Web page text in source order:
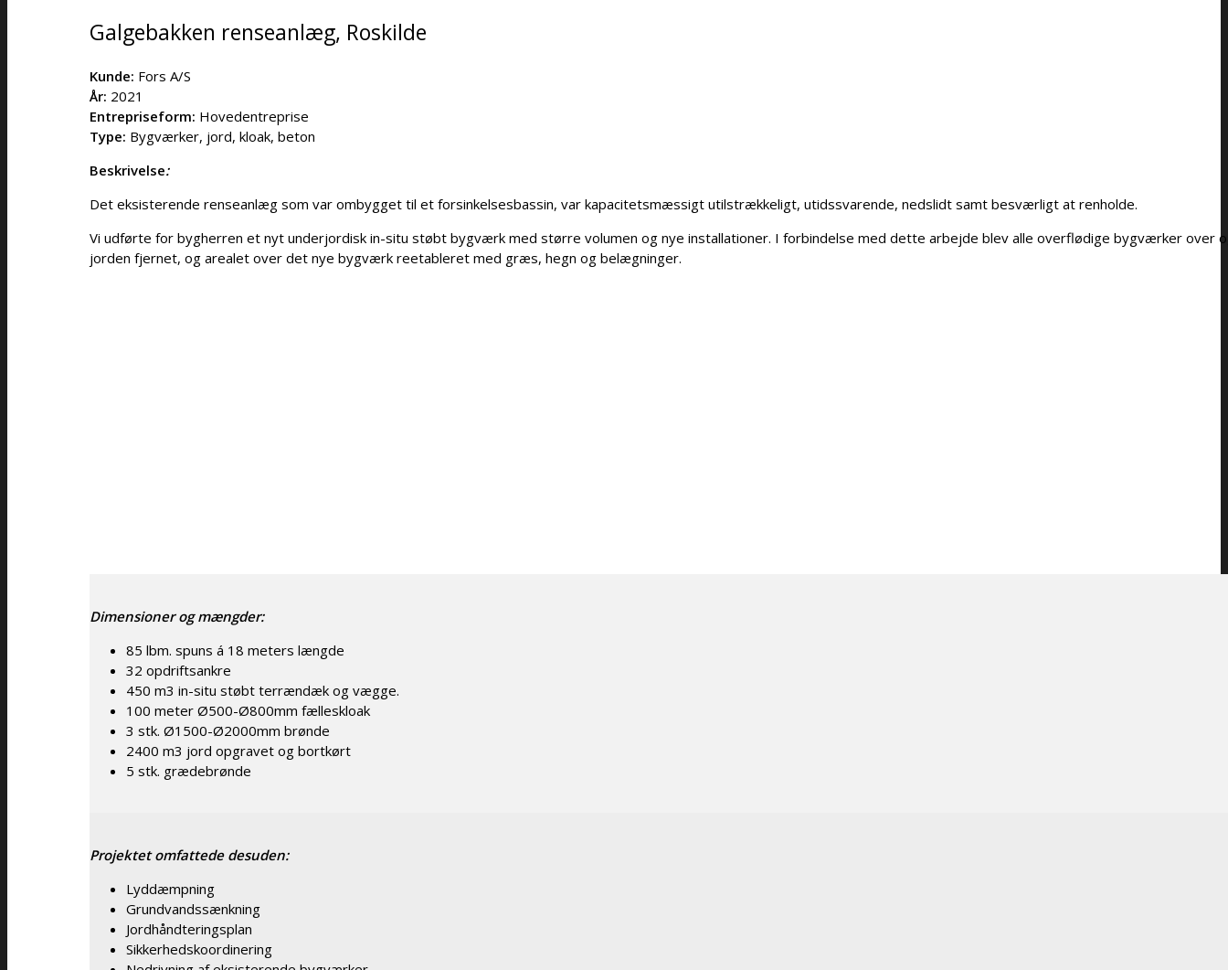
Galgebakken renseanlæg, Roskilde
Kunde: Fors A/S
År: 2021
Entrepriseform: Hovedentreprise
Type: Bygværker, jord, kloak, beton
Beskrivelse:
Det eksisterende renseanlæg som var ombygget til et forsinkelsesbassin, var kapacitetsmæssigt utilstrækkeligt, utidssvarende, nedslidt samt besværligt at renholde.
Vi udførte for bygherren et nyt underjordisk in-situ støbt bygværk med større volumen og nye installationer. I forbindelse med dette arbejde blev alle overflødige bygværker over
jorden fjernet, og arealet over det nye bygværk reetableret med græs, hegn og belægninger.
Dimensioner og mængder:
85 lbm. spuns á 18 meters længde
32 opdriftsankre
450 m3 in-situ støbt terrændæk og vægge.
100 meter Ø500-Ø800mm fælleskloak
3 stk. Ø1500-Ø2000mm brønde
2400 m3 jord opgravet og bortkørt
5 stk. grædebrønde
Projektet omfattede desuden:
Lyddæmpning
Grundvandssænkning
Jordhåndteringsplan
Sikkerhedskoordinering